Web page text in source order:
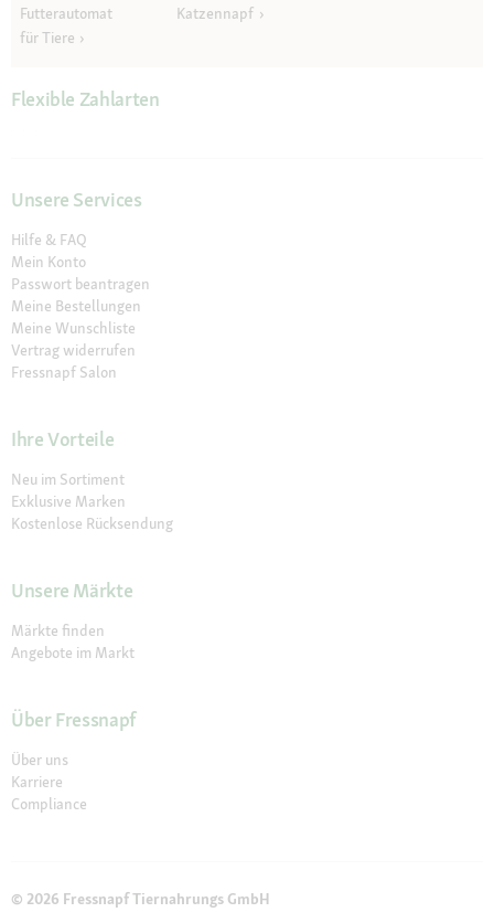
Futterautomat
für Tiere
Katzennapf
Flexible Zahlarten
Unsere Services
Hilfe & FAQ
Mein Konto
Passwort beantragen
Meine Bestellungen
Meine Wunschliste
Vertrag widerrufen
Fressnapf Salon
Ihre Vorteile
Neu im Sortiment
Exklusive Marken
Kostenlose Rücksendung
Unsere Märkte
Märkte finden
Angebote im Markt
Über Fressnapf
Über uns
Karriere
Compliance
© 2026 Fressnapf Tiernahrungs GmbH